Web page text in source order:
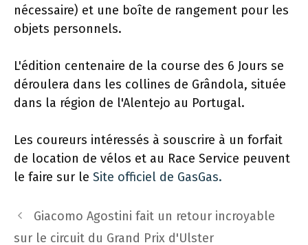
nécessaire) et une boîte de rangement pour les
objets personnels.
L'édition centenaire de la course des 6 Jours se
déroulera dans les collines de Grândola, située
dans la région de l'Alentejo au Portugal.
Les coureurs intéressés à souscrire à un forfait
de location de vélos et au Race Service peuvent
le faire sur le Site officiel de GasGas.
Navigation
des
Giacomo Agostini fait un retour incroyable
sur le circuit du Grand Prix d'Ulster